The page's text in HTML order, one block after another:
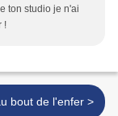
ton studio je n'ai
!
Voyage au bout de l'enfer >